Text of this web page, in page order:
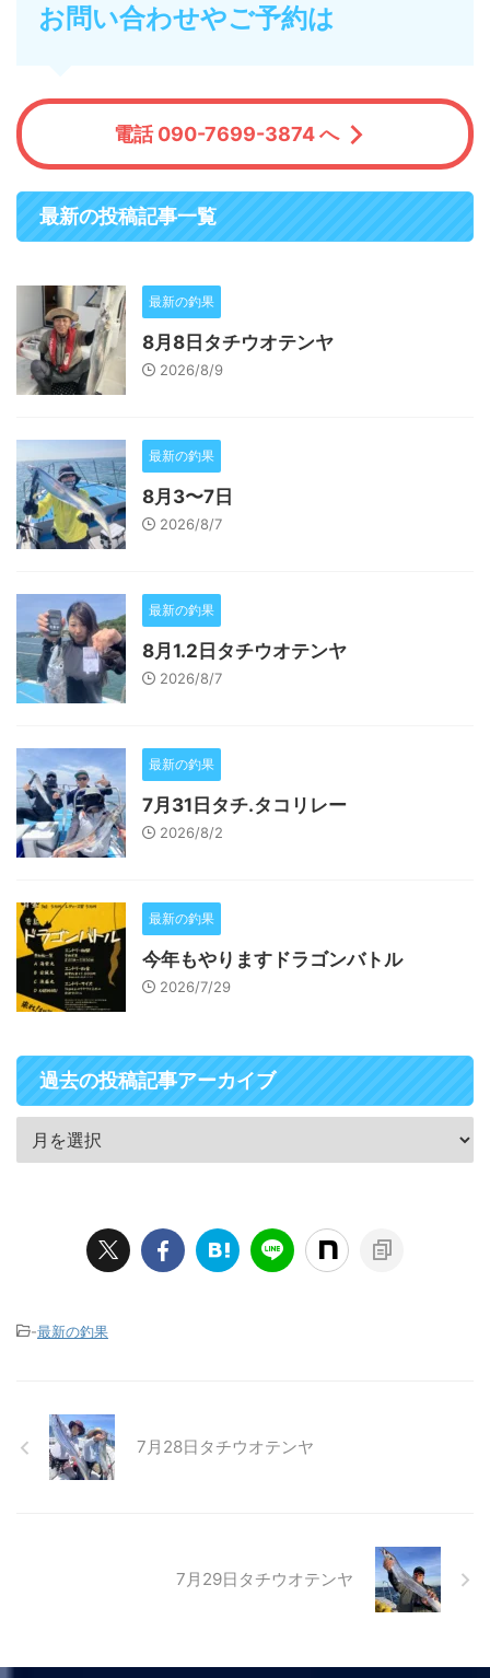
お問い合わせやご予約は
電話 090-7699-3874 へ
最新の投稿記事一覧
最新の釣果
8月8日タチウオテンヤ
2026/8/9
最新の釣果
8月3〜7日
2026/8/7
最新の釣果
8月1.2日タチウオテンヤ
2026/8/7
最新の釣果
7月31日タチ.タコリレー
2026/8/2
最新の釣果
今年もやりますドラゴンバトル
2026/7/29
過去の投稿記事アーカイブ
-最新の釣果
7月28日タチウオテンヤ
7月29日タチウオテンヤ